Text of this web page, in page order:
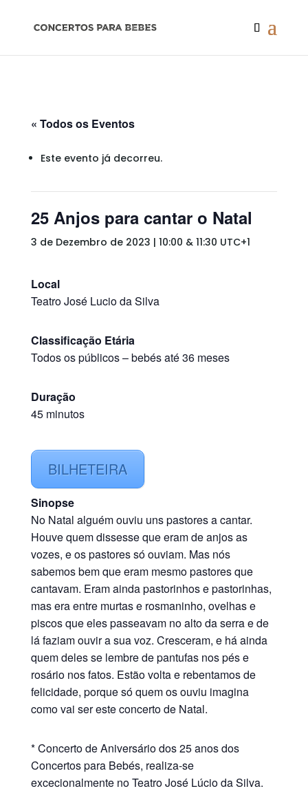
« Todos os Eventos
Este evento já decorreu.
25 Anjos para cantar o Natal
3 de Dezembro de 2023 | 10:00 & 11:30 UTC+1
Local
Teatro José Lucio da Silva
Classificação Etária
Todos os públicos–bebés até 36 meses
Duração
45 minutos
BILHETEIRA
Sinopse
No Natal alguém ouviu uns pastores a cantar.
Houve quem dissesse que eram de anjos as
vozes, e os pastores só ouviam. Mas nós
sabemos bem que eram mesmo pastores que
cantavam. Eram ainda pastorinhos e pastorinhas,
mas era entre murtas e rosmaninho, ovelhas e
piscos que eles passeavam no alto da serra e de
lá faziam ouvir a sua voz. Cresceram, e há ainda
quem deles se lembre de pantufas nos pés e
rosário nos fatos. Estão volta e rebentamos de
felicidade, porque só quem os ouviu imagina
como vai ser este concerto de Natal.
* Concerto de Aniversário dos 25 anos dos
Concertos para Bebés, realiza-se
excecionalmente no Teatro José Lúcio da Silva.